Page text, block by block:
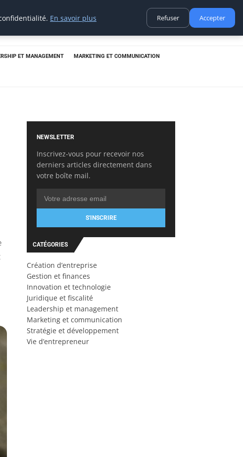
ET MANAGEMENT MARKETING ET COMMUNICATION
NEWSLETTER
Inscrivez-vous pour recevoir nos
derniers articles directement dans
votre boîte mail.
S'INSCRIRE
CATÉGORIES
Création d’entreprise
Gestion et finances
Innovation et technologie
Juridique et fiscalité
Leadership et management
Marketing et communication
Stratégie et développement
Vie d’entrepreneur
En savoir plus Refuser Accepter